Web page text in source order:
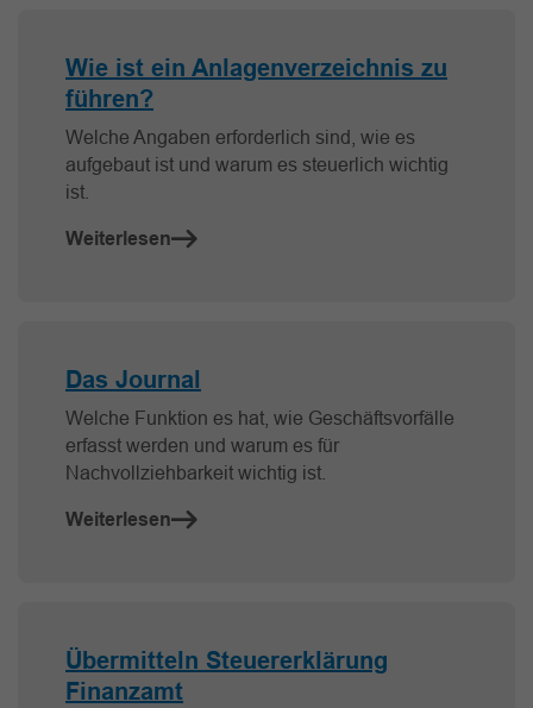
Wie ist ein Anlagenverzeichnis zu
führen?
Welche Angaben erforderlich sind, wie es
aufgebaut ist und warum es steuerlich wichtig
ist.
Weiterlesen
Das Journal
Welche Funktion es hat, wie Geschäftsvorfälle
erfasst werden und warum es für
Nachvollziehbarkeit wichtig ist.
Weiterlesen
Übermitteln Steuererklärung
Finanzamt